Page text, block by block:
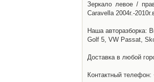
Зеркало левое /
Caravella 2004г.-
Наша авторазборка:
Golf 5, VW Passat,
Доставка в любой
Контактный телефон: